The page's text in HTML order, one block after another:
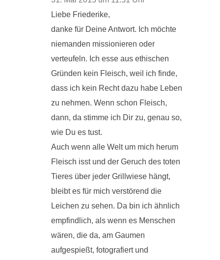
Liebe Friederike,
danke für Deine Antwort. Ich möchte
niemanden missionieren oder
verteufeln. Ich esse aus ethischen
Gründen kein Fleisch, weil ich finde,
dass ich kein Recht dazu habe Leben
zu nehmen. Wenn schon Fleisch,
dann, da stimme ich Dir zu, genau so,
wie Du es tust.
Auch wenn alle Welt um mich herum
Fleisch isst und der Geruch des toten
Tieres über jeder Grillwiese hängt,
bleibt es für mich verstörend die
Leichen zu sehen. Da bin ich ähnlich
empfindlich, als wenn es Menschen
wären, die da, am Gaumen
aufgespießt, fotografiert und